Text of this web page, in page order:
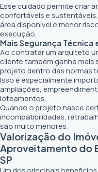
Esse cuidado permite criar
confortáveis e
área disponível e menor
execução.
Mais Segurança Técnica
Ao contratar um arquiteto
cliente também ganha mais
projeto dentro das normas
Isso é especialmente
ampliações,
loteamentos.
Quando o projeto nasce
incompatibilidades,
são muito menores.
Valorização do
Aproveitamento do
SP